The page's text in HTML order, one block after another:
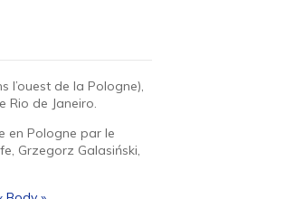
l’ouest de la Pologne),
Rio de Janeiro.
en Pologne par le
Grzegorz Galasiński,